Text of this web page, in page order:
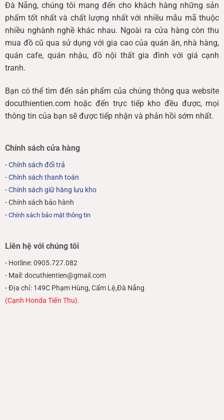
Đà Nẵng, chúng tôi mang đến cho khách hàng những sản
phẩm tốt nhất và chất lượng nhất với nhiều mẫu mã thuộc
nhiều nghành nghề khác nhau. Ngoài ra cửa hàng còn thu
mua đồ cũ qua sử dụng với gia cao của quán ăn, nhà hàng,
quán cafe, quán nhậu, đồ nội thất gia đình với giá cạnh
tranh.
Bạn có thể tìm đến sản phẩm của chúng thông qua website
docuthientien.com hoặc đến trực tiếp kho đều được, mọi
thông tin của bạn sẽ được tiếp nhận và phản hồi sớm nhất.
Chính sách cửa hàng
-Chính sách đổi trả
-Chính sách thanh toán
-Chính sách giữ hàng lưu kho
- Chính sách bảo hành
- Chính sách bảo mật thông tin
Liên hệ với chúng tôi
- Hotline: 0905.727.082
- Mail: docuthientien@gmail.com
- Địa chỉ: 149C Phạm Hùng, Cẩm Lệ,Đà Nẵng
(Cạnh Honda Tiến Thu).